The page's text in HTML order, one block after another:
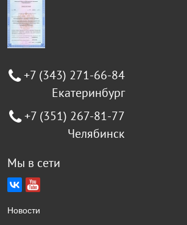
+7 (343) 271-66-84
Екатеринбург
+7 (351) 267-81-77
Челябинск
Мы в сети
Новости